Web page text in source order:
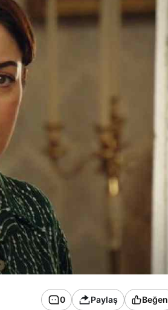
0 Paylaş Beğen